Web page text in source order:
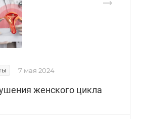
7 мая 2024
женского цикла